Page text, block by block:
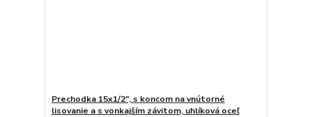
Prechodka 15x1/2", s koncom na vnútorné
lisovanie a s vonkajším závitom, uhlíková oceľ